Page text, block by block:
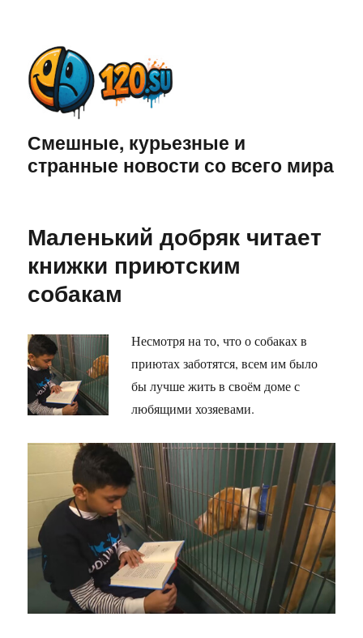
Смешные, курьезные и
странные новости со всего мира
Маленький добряк читает
книжки приютским
собакам
Несмотря на то, что о собаках в
приютах заботятся, всем им было
бы лучше жить в своём доме с
любящими хозяевами.